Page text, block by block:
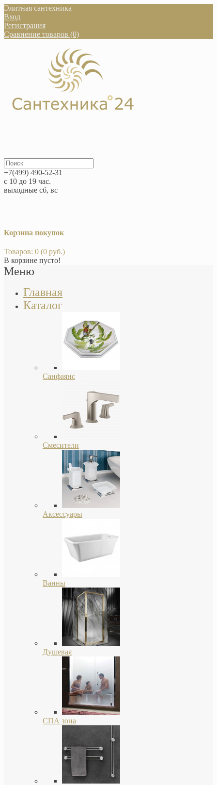
Элитная сантехника
Вход |
Регистрация
Сравнение товаров (0)
+7(499) 490-52-31
с 10 до 19 час.
выходные сб, вс
Корзина покупок
Товаров: 0 (0 руб.)
В корзине пусто!
Меню
Главная
Каталог
Санфаянс
Смесители
Аксессуары
Ванны
Душевая
СПА зона